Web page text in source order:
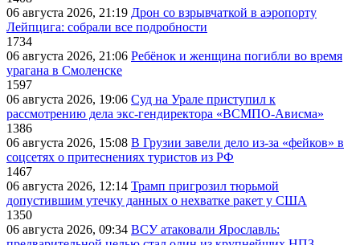
06 августа 2026, 21:19 Дрон со взрывчаткой в аэропорту
Лейпцига: собрали все подробности
1734
06 августа 2026, 21:06 Ребёнок и женщина погибли во время
урагана в Смоленске
1597
06 августа 2026, 19:06 Суд на Урале приступил к
рассмотрению дела экс-гендиректора «ВСМПО-Ависма»
1386
06 августа 2026, 15:08 В Грузии завели дело из-за «фейков» в
соцсетях о притеснениях туристов из РФ
1467
06 августа 2026, 12:14 Трамп пригрозил тюрьмой
допустившим утечку данных о нехватке ракет у США
1350
06 августа 2026, 09:34 ВСУ атаковали Ярославль: